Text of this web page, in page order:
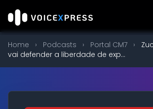
Home › Podcasts › Portal CM7 ›
vai defender a liberdade de exp...